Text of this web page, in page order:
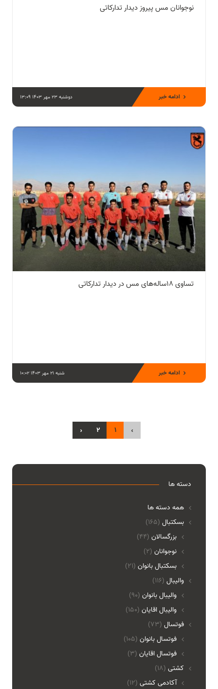
نوجوانان مس پیروز دیدار تدارکاتی
دوشنبه 23 مهر 1403 13:09 ادامه خبر
تساوی ۱۸ساله‌‌های مس در دیدار تدارکاتی
شنبه 21 مهر 1403 10:02 ادامه خبر
‹
1
2
›
دسته ها
همه دسته ها
(165) بسکتبال
بزرگسالان (44)
نوجوانان (2)
بسکتبال بانوان (21)
(116) والیبال
واليبال بانوان (90)
واليبال اقايان (150)
(73) فوتسال
فوتسال بانوان (105)
فوتسال اقايان (3)
(18) کشتی
آکادمی کشتی (12)